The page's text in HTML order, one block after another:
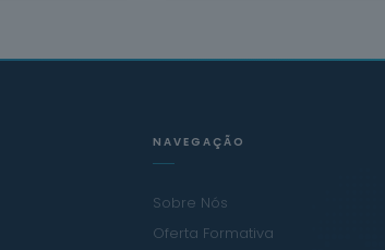
NAVEGAÇÃO
Sobre Nós
Oferta Formativa